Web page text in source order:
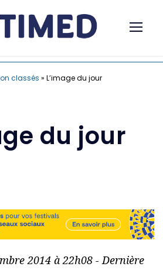
classés » L’image du jour
du jour
2014 à 22h08 - Dernière